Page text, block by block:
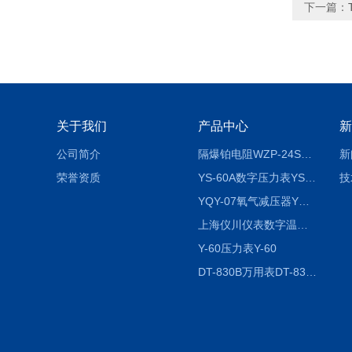
下一篇：
关于我们
公司简介
荣誉资质
产品中心
隔爆铂电阻WZP-24SA隔爆铂电阻WZP-24SA/Pt100
YS-60A数字压力表YS-60A
YQY-07氧气减压器YQY-07
Y-60压力表Y-60